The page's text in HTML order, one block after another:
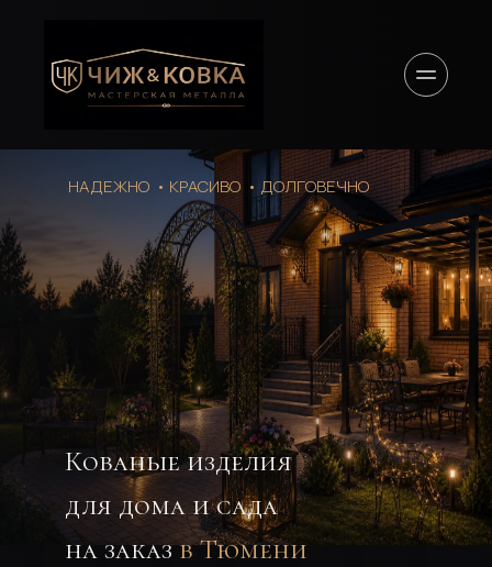
Кованые изделия
для дома и сада
на заказ в Тюмени
НАДЕЖНО  • КРАСИВО  • ДОЛГОВЕЧНО